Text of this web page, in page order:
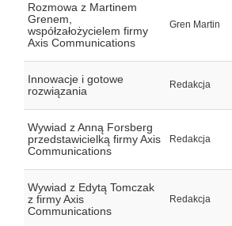
Rozmowa z Martinem
Grenem,
współzałożycielem firmy
Axis Communications
Gren Martin
Innowacje i gotowe
rozwiązania
Redakcja
Wywiad z Anną Forsberg
przedstawicielką firmy Axis
Communications
Redakcja
Wywiad z Edytą Tomczak
z firmy Axis
Communications
Redakcja